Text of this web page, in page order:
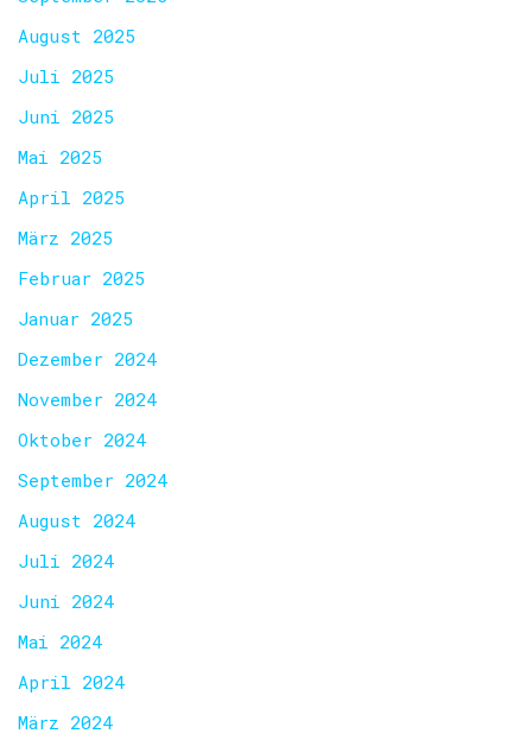
August 2025
Juli 2025
Juni 2025
Mai 2025
April 2025
März 2025
Februar 2025
Januar 2025
Dezember 2024
November 2024
Oktober 2024
September 2024
August 2024
Juli 2024
Juni 2024
Mai 2024
April 2024
März 2024